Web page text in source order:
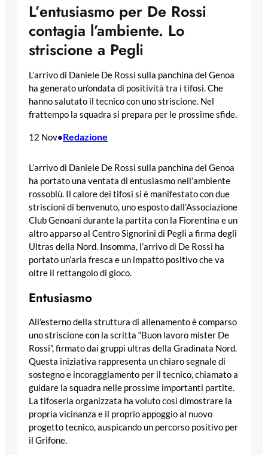
L’entusiasmo per De Rossi
contagia l’ambiente. Lo
striscione a Pegli
L’arrivo di Daniele De Rossi sulla panchina del Genoa
ha generato un’ondata di positività tra i tifosi. Che
hanno salutato il tecnico con uno striscione. Nel
frattempo la squadra si prepara per le prossime sfide.
12 Nov•Redazione
L’arrivo di Daniele De Rossi sulla panchina del Genoa
ha portato una ventata di entusiasmo nell’ambiente
rossoblù. Il calore dei tifosi si è manifestato con due
striscioni di benvenuto, uno esposto dall’Associazione
Club Genoani durante la partita con la Fiorentina e un
altro apparso al Centro Signorini di Pegli a firma degli
Ultras della Nord. Insomma, l’arrivo di De Rossi ha
portato un’aria fresca e un impatto positivo che va
oltre il rettangolo di gioco.
Entusiasmo
All’esterno della struttura di allenamento è comparso
uno striscione con la scritta “Buon lavoro mister De
Rossi”, firmato dai gruppi ultras della Gradinata Nord.
Questa iniziativa rappresenta un chiaro segnale di
sostegno e incoraggiamento per il tecnico, chiamato a
guidare la squadra nelle prossime importanti partite.
La tifoseria organizzata ha voluto così dimostrare la
propria vicinanza e il proprio appoggio al nuovo
progetto tecnico, auspicando un percorso positivo per
il Grifone.